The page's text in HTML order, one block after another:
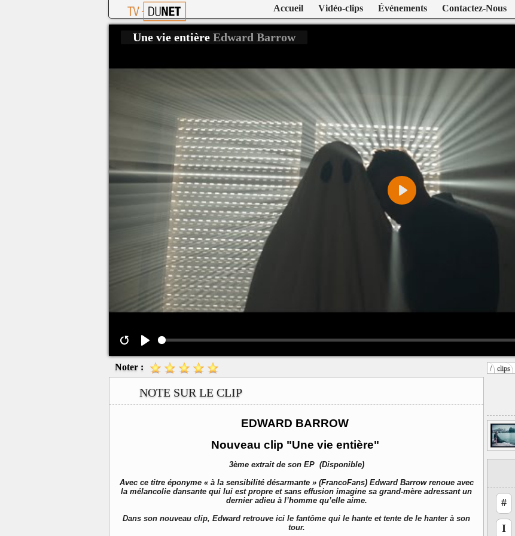
Accueil Vidéo-clips Événements Contactez-Nous
Play
Une vie entière Edward Barrow
/ clips
#
I
Noter :
NOTE SUR LE CLIP
EDWARD BARROW
Nouveau clip "Une vie entière"
3ème extrait de son EP (Disponible)
Avec ce titre éponyme « à la sensibilité désarmante » (FrancoFans) Edward Barrow renoue avec
la mélancolie dansante qui lui est propre et sans effusion imagine sa grand-mère adressant un
dernier adieu à l’homme qu’elle aime.
Dans son nouveau clip, Edward retrouve ici le fantôme qui le hante et tente de le hanter à son
tour.